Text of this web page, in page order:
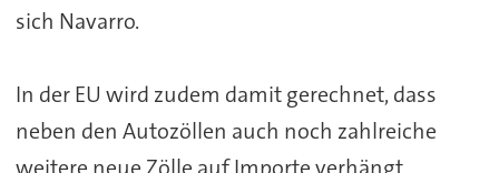
sich Navarro.
In der EU wird zudem damit gerechnet, dass
neben den Autozöllen auch noch zahlreiche
weitere neue Zölle auf Importe verhängt